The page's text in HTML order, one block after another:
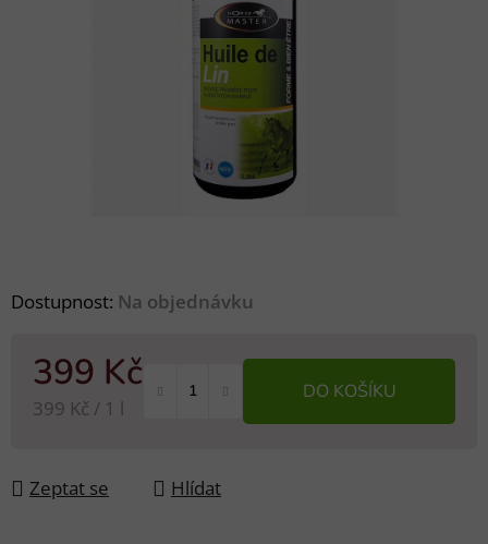
Dostupnost: Na objednávku
399 Kč
Měrná cena:
399 Kč / 1 l
DO KOŠÍKU
Zeptat se Hlídat